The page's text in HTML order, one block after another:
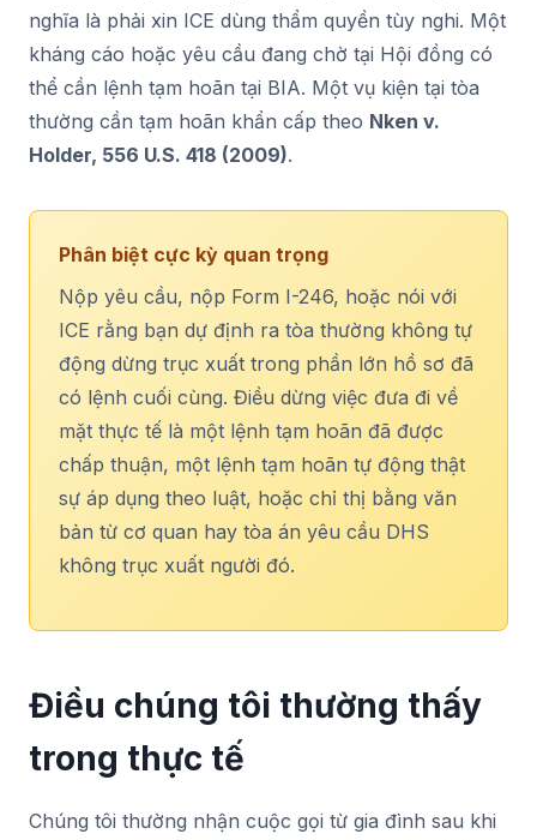
nghĩa là phải xin ICE dùng thẩm quyền tùy nghi. Một
kháng cáo hoặc yêu cầu đang chờ tại Hội đồng có
thể cần lệnh tạm hoãn tại BIA. Một vụ kiện tại tòa
thường cần tạm hoãn khẩn cấp theo Nken v.
Holder, 556 U.S. 418 (2009).
Phân biệt cực kỳ quan trọng
Nộp yêu cầu, nộp Form I-246, hoặc nói với
ICE rằng bạn dự định ra tòa thường không tự
động dừng trục xuất trong phần lớn hồ sơ đã
có lệnh cuối cùng. Điều dừng việc đưa đi về
mặt thực tế là một lệnh tạm hoãn đã được
chấp thuận, một lệnh tạm hoãn tự động thật
sự áp dụng theo luật, hoặc chỉ thị bằng văn
bản từ cơ quan hay tòa án yêu cầu DHS
không trục xuất người đó.
Điều chúng tôi thường thấy
trong thực tế
Chúng tôi thường nhận cuộc gọi từ gia đình sau khi